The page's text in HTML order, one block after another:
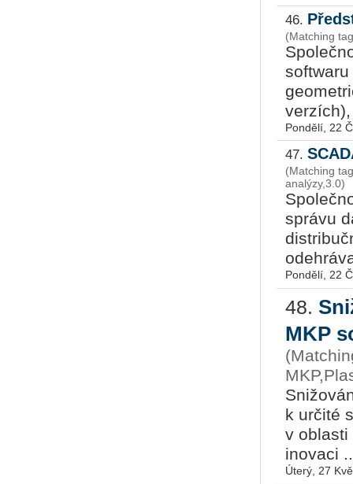
46.
(Matching
Pondělí, 22
47.
(Matching
analýzy,3.0)
správu
Pondělí, 22
48.
MKP
k určité
v
inovaci
Úterý, 27